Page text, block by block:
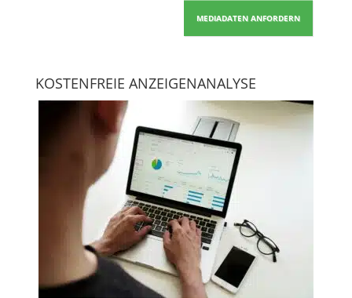
MEDIADATEN ANFORDERN
KOSTENFREIE ANZEIGENANALYSE